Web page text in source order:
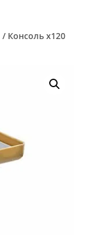
/ Консоль х120